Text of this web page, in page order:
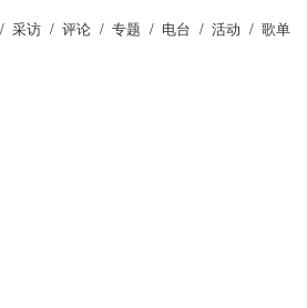
/ 采访 / 评论 / 专题 / 电台 / 活动 / 歌单